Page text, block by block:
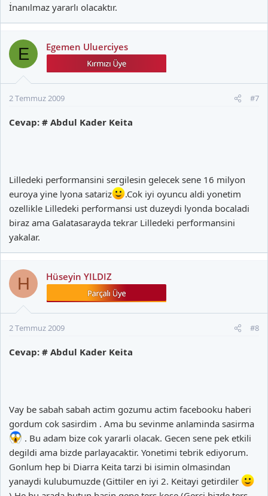
İnanılmaz yararlı olacaktır.
E Egemen Uluerciyes
2 Temmuz 2009 #7
Cevap: # Abdul Kader Keita
Lilledeki performansini sergilesin gelecek sene 16 milyon
euroya yine lyona satariz
.Cok iyi oyuncu aldi yonetim
ozellikle Lilledeki performansi ust duzeydi lyonda bocaladi
biraz ama Galatasarayda tekrar Lilledeki performansini
yakalar.
H Hüseyin YILDIZ
2 Temmuz 2009 #8
Cevap: # Abdul Kader Keita
Vay be sabah sabah actim gozumu actim facebooku haberi
gordum cok sasirdim . Ama bu sevinme anlaminda sasirma
. Bu adam bize cok yararli olacak. Gecen sene pek etkili
degildi ama bizde parlayacaktir. Yonetimi tebrik ediyorum.
Gonlum hep bi Diarra Keita tarzi bi isimin olmasindan
yanaydi kulubumuzde (Gittiler en iyi 2. Keitayi getirdiler